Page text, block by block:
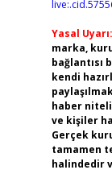
Yasal Uyarı:
marka,
bağlantısı
kendi
haber
ve kişiler
Gerçek
tamamen
halindedir